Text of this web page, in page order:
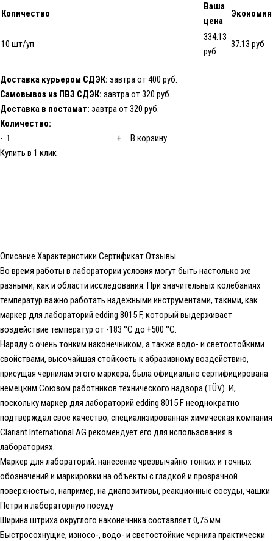
Количество
Ваша
цена
Экономия
10 шт/уп
334.13
руб
37.13 руб
Доставка курьером СДЭК: завтра от 400 руб.
Самовывоз из ПВЗ СДЭК: завтра от 320 руб.
Доставка в постамат: завтра от 320 руб.
Количество:
-
+
В корзину
Купить в 1 клик
Описание Характеристики СертификатОтзывы
Во время работы в лаборатории условия могут быть настолько же
разными, как и области исследования. При значительных колебаниях
температур важно работать надежными инструментами, такими, как
маркер для лабораторий edding 8015 F, который выдерживает
воздействие температур от -183 °C до +500 °C.
Наряду с очень тонким наконечником, а также водо- и светостойкими
свойствами, высочайшая стойкость к абразивному воздействию,
присущая чернилам этого маркера, была официально сертифицирована
немецким Союзом работников технического надзора (TÜV). И,
поскольку маркер для лабораторий edding 8015 F неоднократно
подтверждал свое качество, специализированная химическая компания
Clariant International AG рекомендует его для использования в
лабораториях.
Маркер для лабораторий: нанесение чрезвычайно тонких и точных
обозначений и маркировки на объекты с гладкой и прозрачной
поверхностью, например, на диапозитивы, реакционные сосуды, чашки
Петри и лабораторную посуду
Ширина штриха округлого наконечника составляет 0,75 мм
Быстросохнущие, износо-, водо- и светостойкие чернила практически